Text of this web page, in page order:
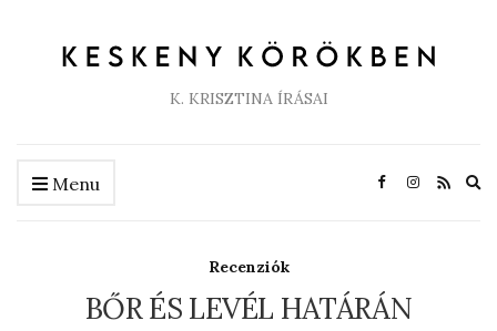
K. KRISZTINA ÍRÁSAI
Menu
Recenziók
BŐR ÉS LEVÉL HATÁRÁN